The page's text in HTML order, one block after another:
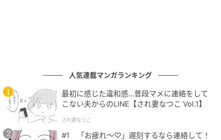
人気連載マンガランキング
最初に感じた違和感…普段マメに連絡をして
こない夫からのLINE【され妻なつこ Vol.1】
され妻なつこ
#1 「お疲れ〜♡」遅刻するなら連絡して！